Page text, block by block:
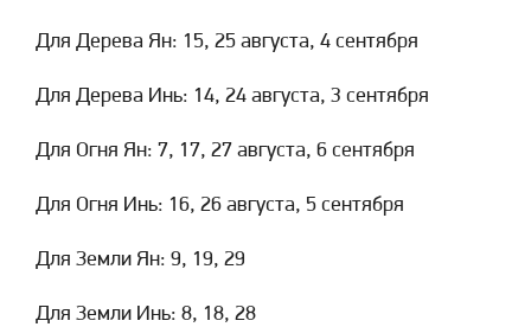
Для Дерева Ян: 15, 25 августа, 4 сентября
Для Дерева Инь: 14, 24 августа, 3 сентября
Для Огня Ян: 7, 17, 27 августа, 6 сентября
Для Огня Инь: 16, 26 августа, 5 сентября
Для Земли Ян: 9, 19, 29
Для Земли Инь: 8, 18, 28